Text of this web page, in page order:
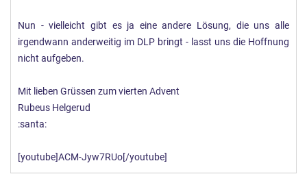
Nun - vielleicht gibt es ja eine andere Lösung, die uns alle
irgendwann anderweitig im DLP bringt - lasst uns die Hoffnung
nicht aufgeben.
Mit lieben Grüssen zum vierten Advent
Rubeus Helgerud
:santa:
[youtube]ACM-Jyw7RUo[/youtube]